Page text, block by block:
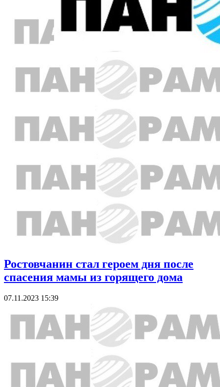
Ростовчанин стал героем дня после
спасения мамы из горящего дома
07.11.2023 15:39